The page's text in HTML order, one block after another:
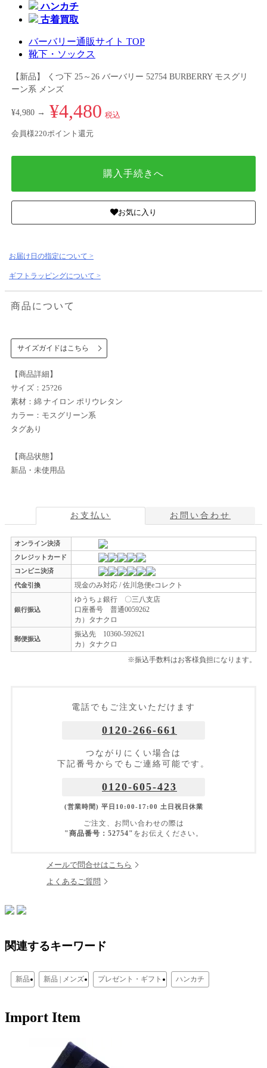
ハンカチ
古着買取
バーバリー通販サイト TOP
靴下・ソックス
【新品】 くつ下 25～26 バーバリー 52754 BURBERRY モスグリ
ーン系 メンズ
¥4,980 → ¥4,480 税込
会員様220ポイント還元
購入手続きへ
お気に入り
お届け日の指定について >
ギフトラッピングについて >
商品について
サイズガイドはこちら
【商品詳細】
サイズ：25?26
素材：綿 ナイロン ポリウレタン
カラー：モスグリーン系
タグあり
【商品状態】
新品・未使用品
お支払い お問い合わせ
オンライン決済
クレジットカード
コンビニ決済
代金引換
現金のみ対応 / 佐川急便eコレクト
銀行振込
ゆうちょ銀行 〇三八支店
口座番号 普通0059262
カ）タナクロ
郵便振込
振込先 10360-592621
カ）タナクロ
※振込手数料はお客様負担になります。
電話でもご注文いただけます
0120-266-661
つながりにくい場合は
下記番号からでもご連絡可能です。
0120-605-423
(営業時間) 平日10:00-17:00 土日祝日休業
ご注文、お問い合わせの際は
"商品番号：52754" をお伝えください。
メールで問合せはこちら
よくあるご質問
関連するキーワード
新品 新品 | メンズ プレゼント・ギフト ハンカチ
Import Item